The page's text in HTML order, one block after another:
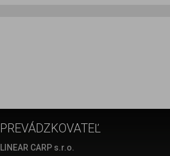
PREVÁDZKOVATEĽ
LINEAR CARP s.r.o.